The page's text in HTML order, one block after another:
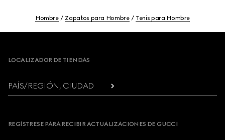
Hombre Zapatos para Hombre Tenis para Hombre
LOCALIZADOR DE TIENDAS
PAÍS/REGIÓN, CIUDAD
REGÍSTRESE PARA RECIBIR ACTUALIZACIONES DE GUCCI